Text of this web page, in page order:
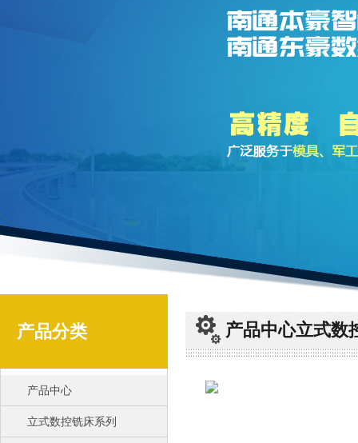
产品分类
产品中心
立式数控铣床系列
产品中心立式数